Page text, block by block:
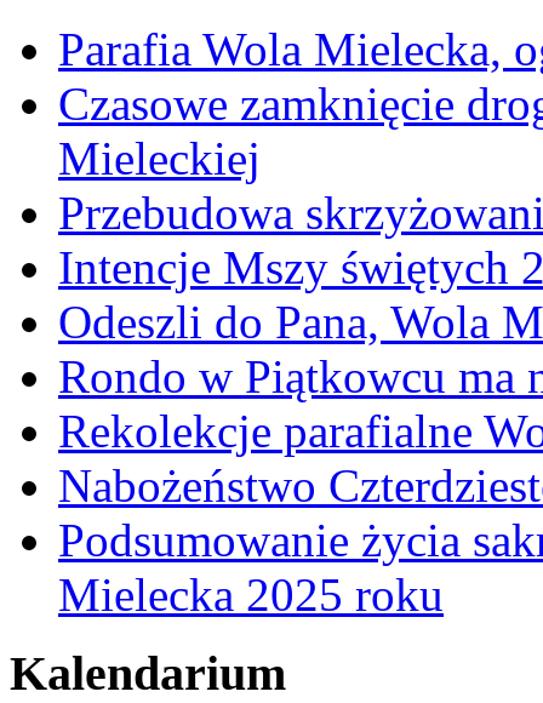
Parafia Wola Mielecka,
Czasowe zamknięcie
Mieleckiej
Przebudowa
Intencje Mszy świętych
Odeszli do Pana, Wola
Rondo w Piątkowcu ma
Rekolekcje parafialne
Nabożeństwo
Podsumowanie życia
Mielecka 2025 roku
Kalendarium